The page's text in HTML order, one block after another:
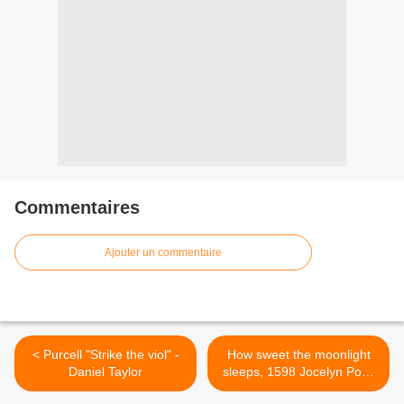
Commentaires
Ajouter un commentaire
< Purcell "Strike the viol" -
Daniel Taylor
How sweet the moonlight
sleeps, 1598 Jocelyn Pook
>